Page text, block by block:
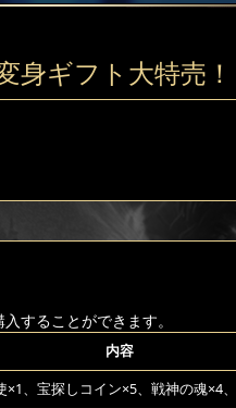
身ギフト大特売！
することができます。
内容
×1、宝探しコイン×5、戦神の魂×4